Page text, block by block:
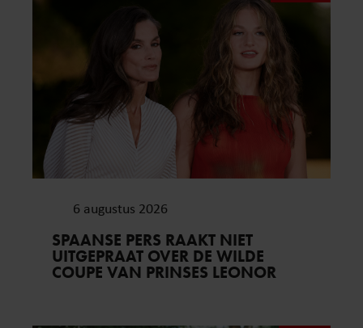
6 augustus 2026
SPAANSE PERS RAAKT NIET
UITGEPRAAT OVER DE WILDE
COUPE VAN PRINSES LEONOR